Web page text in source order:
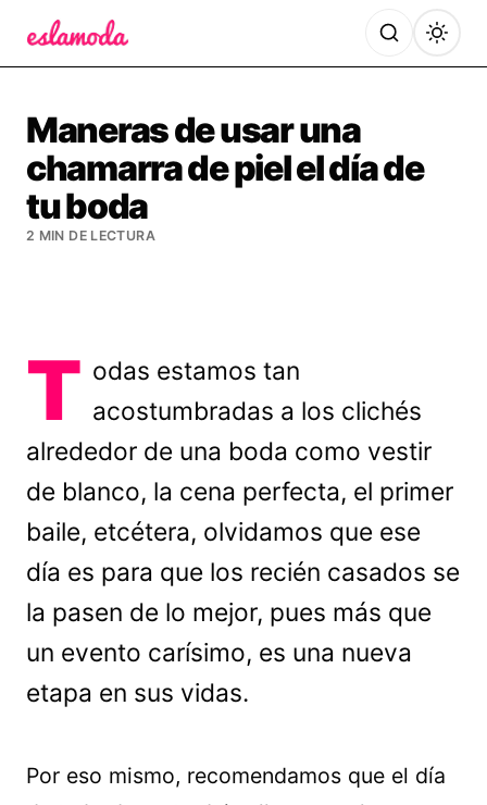
Maneras de usar una
chamarra de piel el día de
tu boda
2 MIN DE LECTURA
T odas estamos tan
acostumbradas a los clichés
alrededor de una boda como vestir
de blanco, la cena perfecta, el primer
baile, etcétera, olvidamos que ese
día es para que los recién casados se
la pasen de lo mejor, pues más que
un evento carísimo, es una nueva
etapa en sus vidas.
Por eso mismo, recomendamos que el día